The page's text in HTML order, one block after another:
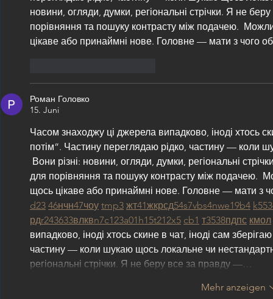
новини, огляди, думки, регіональні стрічки. Я не
порівняння та пошуку контрасту між подачею.
цікаве або принаймні нове. Головне — мати з чого
Роман Головко
15. Juni
Часом знаходжу ці джерела випадково, іноді хтось
потім”. Частину переглядаю рідко, частину —
Вони різні: новини, огляди, думки, регіональні
для порівняння та пошуку контрасту між подачею.
щось цікаве або принаймні нове. Головне — мати з
d23 46нчн47чоу tmp3 жт41жкрсд54s7vbs4nwe19b4 k55
рдr243633влквn7c123a01 h15t212x5 cb1 т3538пдпс кмол
випадково, іноді хтось скине в чат, іноді сам
частину — коли шукаю щось локальне чи
регіональні стрічки. Я не беру все за правду —…
Mehr anzeigen